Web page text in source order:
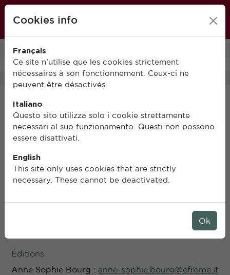
Contacts
Piazza Navona 62
I-00186 ROMA, Italia
publication@efrome.it
l’accueil
Éditions
Anne Sophie Bourg : anne-sophie.bourg@efrome.it
Cookies info
Français
Ce site n’utilise que les cookies strictement
nécessaires à son fonctionnement. Ceux-ci ne
peuvent être désactivés.
Italiano
Questo sito utilizza solo i cookie strettamente
necessari al suo funzionamento. Questi non possono
essere disattivati.
English
This site only uses cookies that are strictly
necessary. These cannot be deactivated.
Ok